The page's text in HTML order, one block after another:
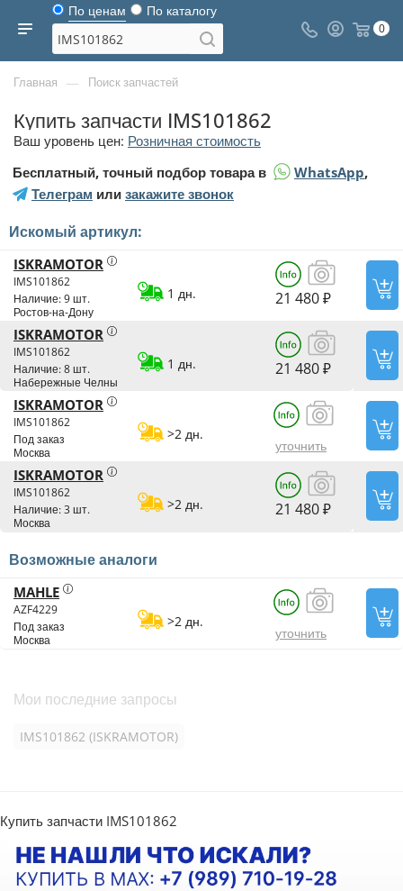
По ценам По каталогу
0
Главная — Поиск запчастей
Купить запчасти IMS101862
Ваш уровень цен: Розничная стоимость
Бесплатный, точный подбор товара в
WhatsApp,
Телеграм или закажите звонок
Искомый артикул:
ISKRAMOTOR
IMS101862
Наличие: 9 шт.
Ростов-на-Дону
1 дн. 21 480 ₽
ISKRAMOTOR
IMS101862
Наличие: 8 шт.
Набережные Челны
1 дн. 21 480 ₽
ISKRAMOTOR
IMS101862
Под заказ
Москва
>2 дн.
уточнить
ISKRAMOTOR
IMS101862
Наличие: 3 шт.
Москва
>2 дн. 21 480 ₽
Возможные аналоги
MAHLE
AZF4229
Под заказ
Москва
>2 дн.
уточнить
Мои последние запросы
IMS101862 (ISKRAMOTOR)
Купить запчасти IMS101862